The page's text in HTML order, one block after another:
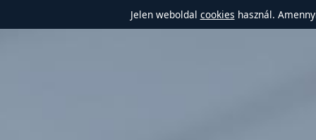
Jelen weboldal cookies használ.